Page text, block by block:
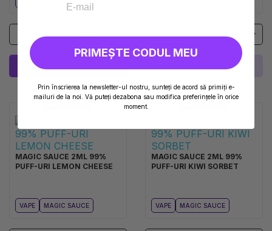
1G
ADAUGĂ I
1
MAGIC SAUCE 2ML 99%
PUFF-URI LEMON CHEESE
VAPE MAGIC SAUCE
PÂNĂ LA 45%
MAGIC SAUCE 2ML 99%
PUFF-URI KIWI SORBET
VAPE MAGIC SAUCE
PRIMEȘTE CODUL MEU
Prin înscrierea la newsletter-ul nostru, sunteți de acord să primiți e-
mailuri de la noi. Vă puteți dezabona sau modifica preferințele în orice
moment.